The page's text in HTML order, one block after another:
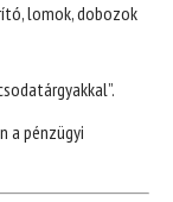
lomok, dobozok
a pénzügyi